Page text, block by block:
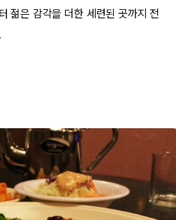
젊은 감각을 더한 세련된 곳까지 전